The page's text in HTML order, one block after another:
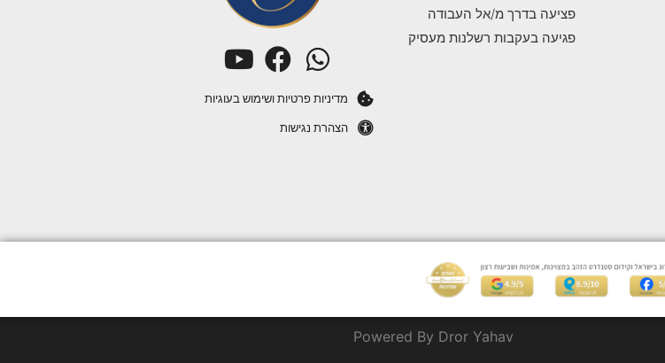
פציעה בדרך מ/אל העבודה
פגיעה בעקבות רשלנות מעסיק
מדיניות פרטיות ושימוש בעוגיות
הצהרת נגישות
Powered By Dror Yahav